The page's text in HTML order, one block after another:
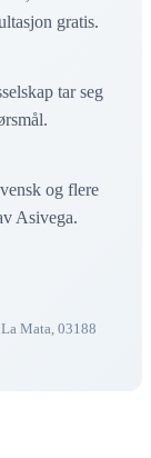
gratis.
tar seg
og flere
Asivega.
La Mata, 03188